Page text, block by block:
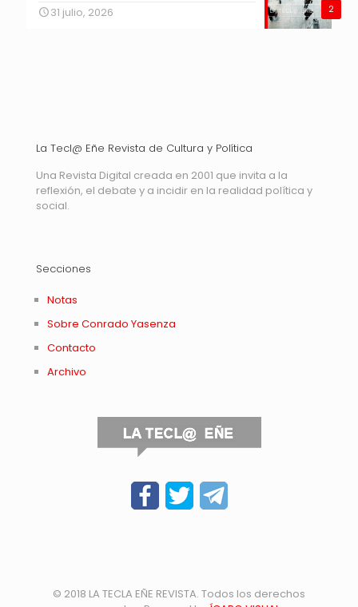
2
31 julio, 2026
La Tecl@ Eñe Revista de Cultura y Política
Una Revista Digital creada en 2001 que invita a la
reflexión, el debate y a incidir en la realidad política y
social.
Secciones
Notas
Sobre Conrado Yasenza
Contacto
Archivo
© 2018 LA TECLA EÑE REVISTA. Todos los derechos